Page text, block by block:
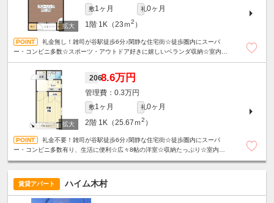
敷1ヶ月 礼0ヶ月
1階 1K（23ｍ2 ）
礼金無し！雑司が谷駅徒歩6分♪閑静な住宅街☆徒歩圏内にスーパ
ー・コンビニ多数☆スポーツ・アウトドア好きに嬉しいベランダ収納☆室内洗
2068.6万円
0.3万円
敷1ヶ月 礼0ヶ月
2階 1K（25.67ｍ2 ）
礼金不要！雑司が谷駅徒歩6分♪閑静な住宅街☆徒歩圏内にスーパ
ー・コンビニ多数有り、生活に便利☆広々8帖の洋室☆収納たっぷり☆室内洗濯
賃貸アパート ハイム木村